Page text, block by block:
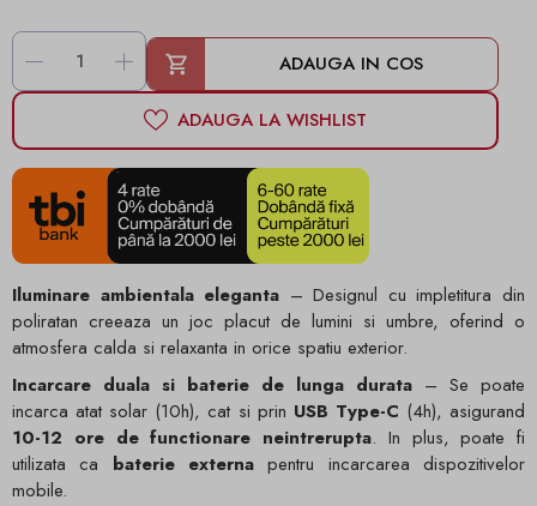
- + ADAUGA IN COS
ADAUGA LA WISHLIST
Iluminare ambientala eleganta – Designul cu impletitura din
poliratan creeaza un joc placut de lumini si umbre, oferind o
atmosfera calda si relaxanta in orice spatiu exterior.
Incarcare duala si baterie de lunga durata – Se poate
incarca atat solar (10h), cat si prin USB Type-C (4h), asigurand
10-12 ore de functionare neintrerupta. In plus, poate fi
utilizata ca baterie externa pentru incarcarea dispozitivelor
mobile.